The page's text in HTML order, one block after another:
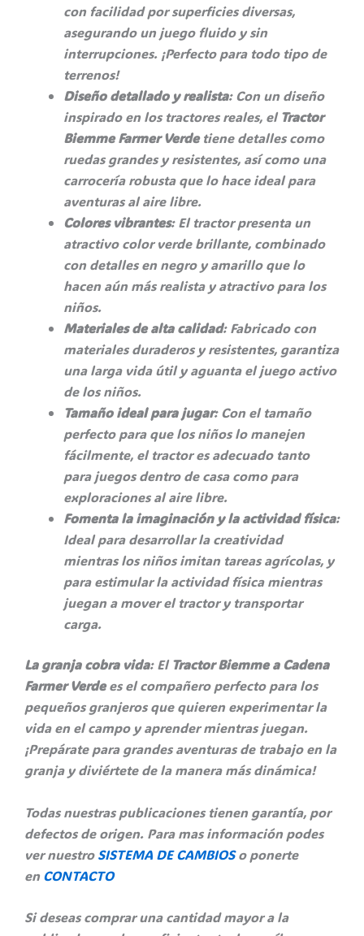
con facilidad por superficies diversas,
asegurando un juego fluido y sin
interrupciones. ¡Perfecto para todo tipo de
terrenos!
Diseño detallado y realista: Con un diseño
inspirado en los tractores reales, el Tractor
Biemme Farmer Verdetiene detalles como
ruedas grandes y resistentes, así como una
carrocería robusta que lo hace ideal para
aventuras al aire libre.
Colores vibrantes: El tractor presenta un
atractivo color verde brillante, combinado
con detalles en negro y amarillo que lo
hacen aún más realista y atractivo para los
niños.
Materiales de alta calidad: Fabricado con
materiales duraderos y resistentes, garantiza
una larga vida útil y aguanta el juego activo
de los niños.
Tamaño ideal para jugar: Con el tamaño
perfecto para que los niños lo manejen
fácilmente, el tractor es adecuado tanto
para juegos dentro de casa como para
exploraciones al aire libre.
Fomenta la imaginación y la actividad física:
Ideal para desarrollar la creatividad
mientras los niños imitan tareas agrícolas, y
para estimular la actividad física mientras
juegan a mover el tractor y transportar
carga.
La granja cobra vida: El Tractor Biemme a Cadena
Farmer Verdees el compañero perfecto para los
pequeños granjeros que quieren experimentar la
vida en el campo y aprender mientras juegan.
¡Prepárate para grandes aventuras de trabajo en la
granja y diviértete de la manera más dinámica!
Todas nuestras publicaciones tienen garantía, por
defectos de origen. Para mas información podes
ver nuestroSISTEMA DE CAMBIOS o ponerte
en CONTACTO
Si deseas comprar una cantidad mayor a la